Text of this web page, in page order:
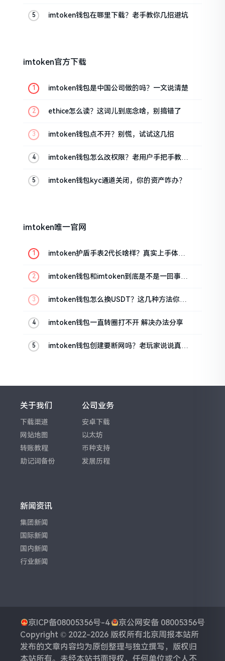
imtoken钱包在哪里下载？老手教你几招避坑
imtoken官方下载
imtoken钱包是中国公司做的吗？一文说清楚
ethice怎么读？这词儿到底念啥，别搞错了
imtoken钱包点不开？别慌，试试这几招
imtoken钱包怎么改权限？老用户手把手教你
imtoken钱包kyc通道关闭，你的资产咋办？
imtoken唯一官网
imtoken护盾手表2代长啥样？真实上手体验
imtoken钱包和imtoken到底是不是一回事？
imtoken钱包怎么换USDT？这几种方法你得
imtoken钱包一直转圈打不开 解决办法分享
imtoken钱包创建要断网吗？老玩家说说真实
关于我们
下载渠道
网站地图
转账教程
助记词备份
公司业务
安卓下载
以太坊
币种支持
发展历程
新闻资讯
集团新闻
国际新闻
国内新闻
行业新闻
京ICP备08005356号-4
京公网安备 08005356号
Copyright © 2022-2026 版权所有北京周报本站所
发布的文章内容均为原创整理与独立撰写，版权归
本站所有。未经本站书面授权，任何单位或个人不